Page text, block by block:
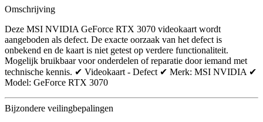
Omschrijving
Deze MSI NVIDIA GeForce RTX 3070 videokaart wordt
aangeboden als defect. De exacte oorzaak van het defect is
onbekend en de kaart is niet getest op verdere functionaliteit.
Mogelijk bruikbaar voor onderdelen of reparatie door iemand met
technische kennis. ✔ Videokaart - Defect ✔ Merk: MSI NVIDIA ✔
Model: GeForce RTX 3070
Bijzondere veilingbepalingen